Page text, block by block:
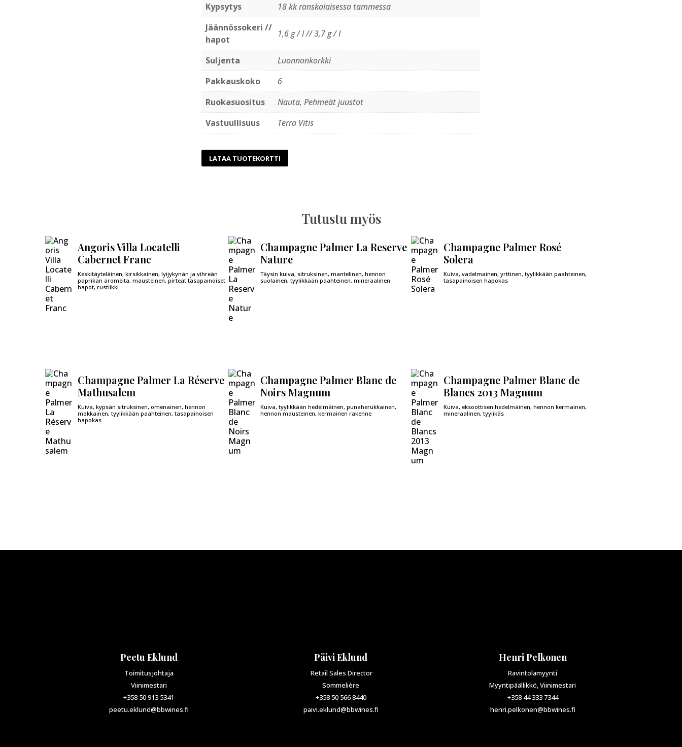
Kypsytys
18 kk ranskalaisessa tammessa
Jäännössokeri //
hapot
1,6 g / l // 3,7 g / l
Suljenta
Luonnonkorkki
Pakkauskoko
6
Ruokasuositus
Nauta, Pehmeät juustot
Vastuullisuus
Terra Vitis
LATAA TUOTEKORTTI
Tutustu myös
Angoris Villa Locatelli
Cabernet Franc
Keskitäyteläinen, kirsikkainen, lyijykynän ja vihreän
paprikan aromeita, mausteinen, pirteät tasapainoiset
hapot, rustiikki
Champagne Palmer La Reserve
Nature
Täysin kuiva, sitruksinen, mantelinen, hennon
suolainen, tyylikkään paahteinen, mineraalinen
Champagne Palmer Rosé
Solera
Kuiva, vadelmainen, yrttinen, tyylikkään paahteinen,
tasapainoisen hapokas
Champagne Palmer La Réserve
Mathusalem
Kuiva, kypsän sitruksinen, omenainen, hennon
mokkainen, tyylikkään paahteinen, tasapainoisen
hapokas
Champagne Palmer Blanc de
Noirs Magnum
Kuiva, tyylikkään hedelmäinen, punaherukkainen,
hennon mausteinen, kermainen rakenne
Champagne Palmer Blanc de
Blancs 2013 Magnum
Kuiva, eksoottisen hedelmäinen, hennon kermainen,
mineraalinen, tyylikäs
Peetu Eklund
Toimitusjohtaja
Viinimestari
+358 50 913 5341
peetu.eklund@bbwines.fi
Päivi Eklund
Retail Sales Director
Sommelière
+358 50 566 8440
paivi.eklund@bbwines.fi
Henri Pelkonen
Ravintolamyynti
Myyntipäällikkö, Viinimestari
+358 44 333 7344
henri.pelkonen@bbwines.fi